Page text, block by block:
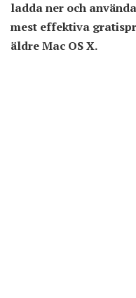
ladda ner och
mest effektiva
äldre Mac OS X.